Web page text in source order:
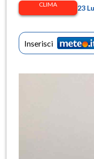
CLIMA 23
Inserisci